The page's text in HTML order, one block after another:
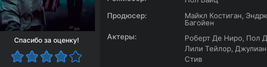
Спасибо за оценку!
Продюсер:
Майкл Костиган,
Багойен
Актеры:
Роберт Де Ниро, Пол
Лили Тейлор,
Стив